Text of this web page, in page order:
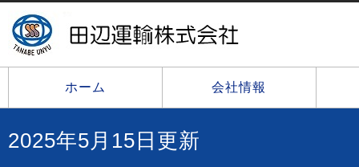
ホーム 会社情報
2025年5月15日更新